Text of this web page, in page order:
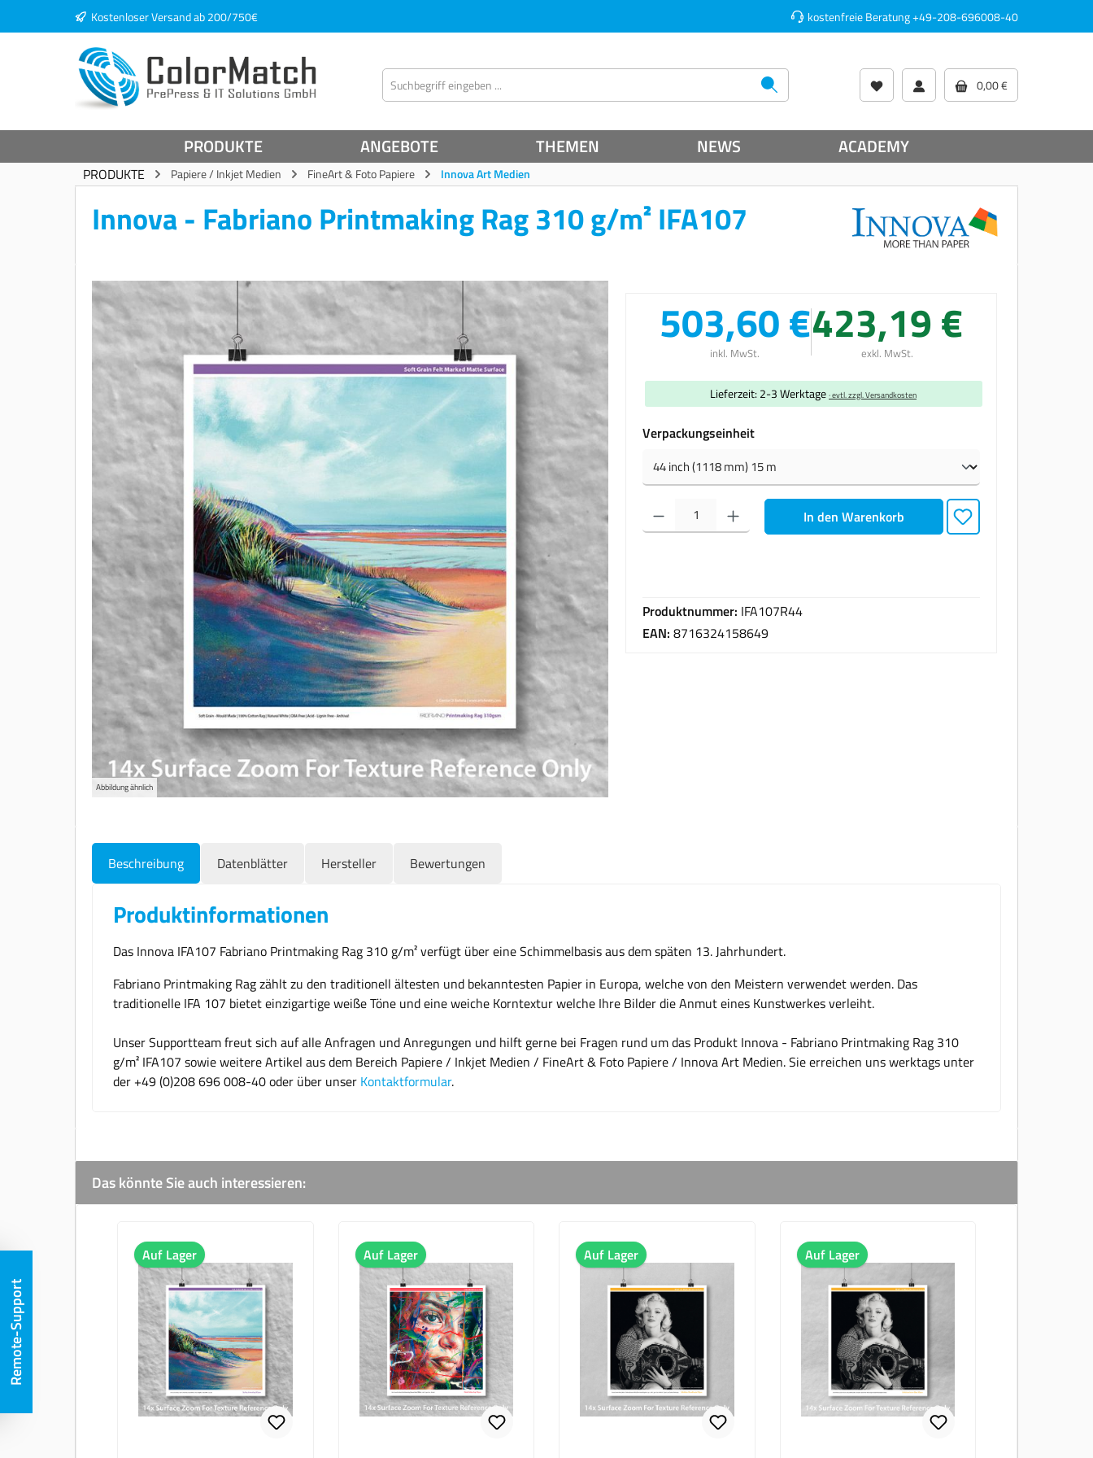
Zur Hauptnavigation springen
Kostenloser Versand ab 200/750€ kostenfreie Beratung+49-208-696008-40
0,00 €
PRODUKTE ANGEBOTE THEMEN NEWS ACADEMY
PRODUKTE Papiere / Inkjet Medien FineArt & Foto Papiere Innova Art Medien
Innova - Fabriano Printmaking Rag 310 g/m² IFA107
Bildergalerie überspringen
Abbildung ähnlich
503,60 €
inkl. MwSt.
423,19 €
exkl. MwSt.
Lieferzeit: 2-3 Werktage· evtl. zzgl. Versandkosten
Verpackungseinheitauswählen
Produkt Anzahl: Gib den gewünschten Wert ein oder benutze die Schaltflächen um die Anzahl zu erhöhen oder
In den Warenkorb
Produktnummer: IFA107R44
EAN: 8716324158649
Beschreibung Datenblätter Hersteller Bewertungen
Produktinformationen
Das Innova IFA107 Fabriano Printmaking Rag 310 g/m² verfügt über eine Schimmelbasis aus dem späten 13. Jahrhundert.
Fabriano Printmaking Rag zählt zu den traditionell ältesten und bekanntesten Papier in Europa, welche von den Meistern verwendet werden. Das
traditionelle IFA 107 bietet einzigartige weiße Töne und eine weiche Korntextur welche Ihre Bilder die Anmut eines Kunstwerkes verleiht.
Unser Supportteam freut sich auf alle Anfragen und Anregungen und hilft gerne bei Fragen rund um das Produkt Innova - Fabriano Printmaking Rag 310
g/m² IFA107 sowie weitere Artikel aus dem Bereich Papiere / Inkjet Medien / FineArt & Foto Papiere / Innova Art Medien. Sie erreichen uns werktags unter
der +49 (0)208 696 008-40 oder über unser Kontaktformular.
Das könnte Sie auch interessieren:
Auf Lager
Auf Lager Auf Lager Auf Lager
Remote-Support